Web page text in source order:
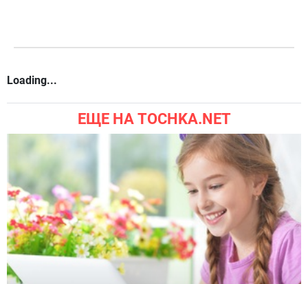
Loading...
ЕЩЕ НА TOCHKA.NET